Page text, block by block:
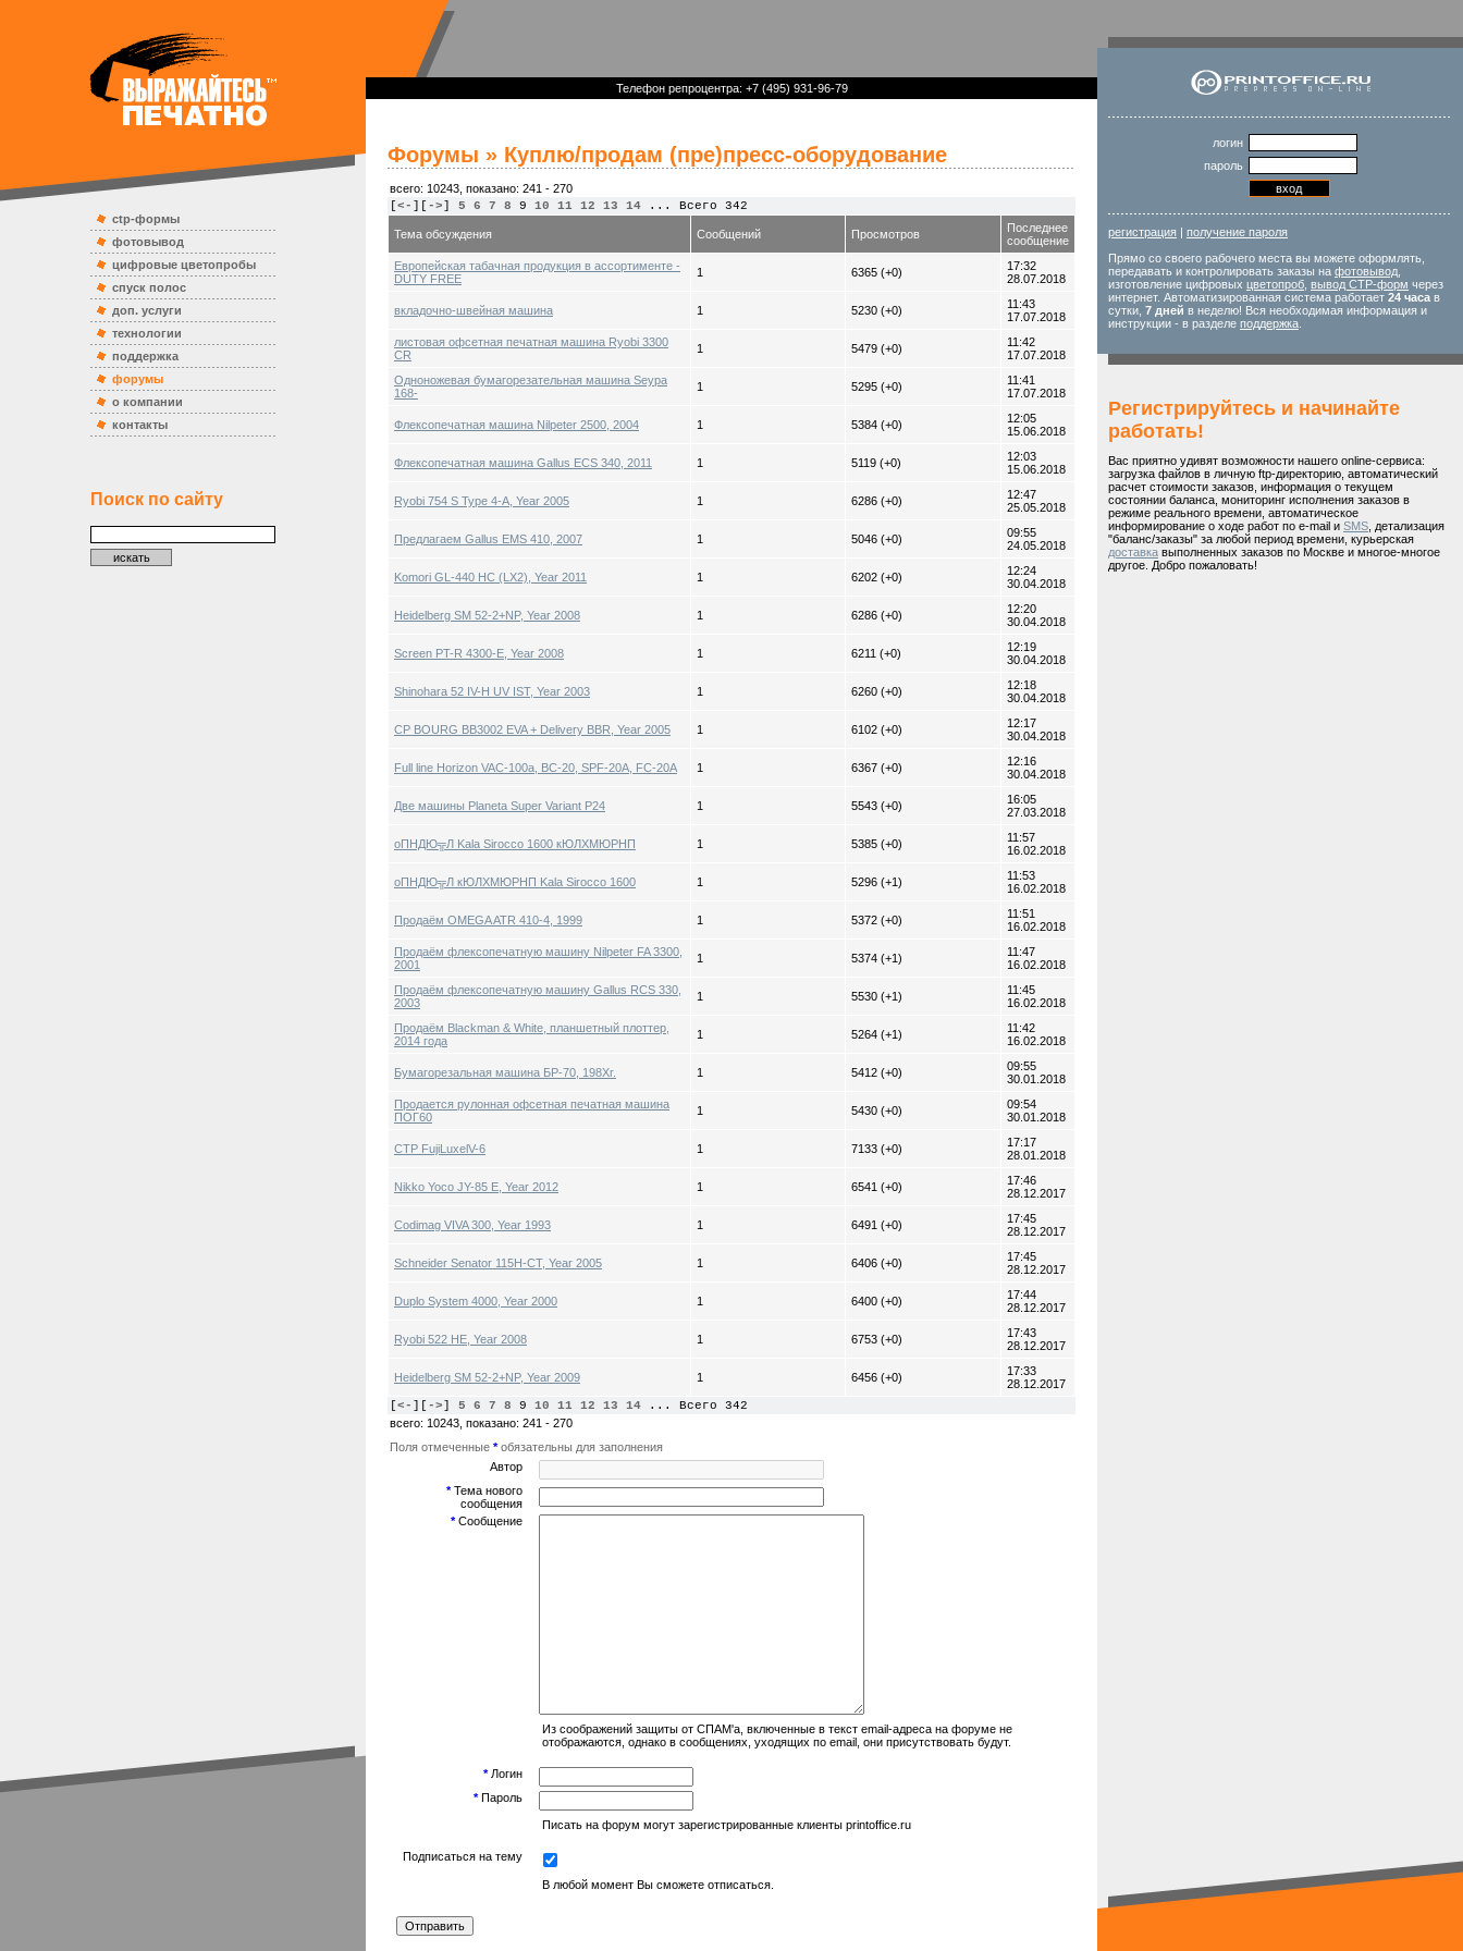
ctp-формы
фотовывод
цифровые цветопробы
спуск полос
доп. услуги
технологии
поддержка
форумы
о компании
контакты
Поиск по сайту
Телефон репроцентра: +7 (495) 931-96-79
Форумы » Куплю/продам (пре)пресс-оборудование
всего: 10243, показано: 241 - 270
[<- ][->] 5 6 7 8 9 10 11 12 13 14 ... Всего 342
Тема обсуждения Сообщений Просмотров
Последнее
сообщение
Европейская табачная продукция в ассортименте -
DUTY FREE
1 6365 (+0)
17:32
28.07.2018
вкладочно-швейная машина 1 5230 (+0)
11:43
17.07.2018
листовая офсетная печатная машина Ryobi 3300
CR
1 5479 (+0)
11:42
17.07.2018
Одноножевая бумагорезательная машина Seypa
168-
1 5295 (+0)
11:41
17.07.2018
Флексопечатная машина Nilpeter 2500, 2004 1 5384 (+0)
12:05
15.06.2018
Флексопечатная машина Gallus ECS 340, 2011 1 5119 (+0)
12:03
15.06.2018
Ryobi 754 S Type 4-A, Year 2005 1 6286 (+0)
12:47
25.05.2018
Предлагаем Gallus EMS 410, 2007 1 5046 (+0)
09:55
24.05.2018
Komori GL-440 HC (LX2), Year 2011 1 6202 (+0)
12:24
30.04.2018
Heidelberg SM 52-2+NP, Year 2008 1 6286 (+0)
12:20
30.04.2018
Screen PT-R 4300-E, Year 2008 1 6211 (+0)
12:19
30.04.2018
Shinohara 52 IV-H UV IST, Year 2003 1 6260 (+0)
12:18
30.04.2018
CP BOURG BB3002 EVA + Delivery BBR, Year 2005 1 6102 (+0)
12:17
30.04.2018
Full line Horizon VAC-100a, BC-20, SPF-20A, FC-20A 1 6367 (+0)
12:16
30.04.2018
Две машины Planeta Super Variant P24 1 5543 (+0)
16:05
27.03.2018
оПНДЮ╦Л Kala Sirocco 1600 кЮЛХМЮРНП 1 5385 (+0)
11:57
16.02.2018
оПНДЮ╦Л кЮЛХМЮРНП Kala Sirocco 1600 1 5296 (+1)
11:53
16.02.2018
Продаём OMEGA ATR 410-4, 1999 1 5372 (+0)
11:51
16.02.2018
Продаём флексопечатную машину Nilpeter FA 3300,
2001
1 5374 (+1)
11:47
16.02.2018
Продаём флексопечатную машину Gallus RCS 330,
2003
1 5530 (+1)
11:45
16.02.2018
Продаём Blackman & White, планшетный плоттер,
2014 года
1 5264 (+1)
11:42
16.02.2018
Бумагорезальная машина БР-70, 198Хг. 1 5412 (+0)
09:55
30.01.2018
Продается рулонная офсетная печатная машина
ПОГ60
1 5430 (+0)
09:54
30.01.2018
СТР FujiLuxelV-6 1 7133 (+0)
17:17
28.01.2018
Nikko Yoco JY-85 E, Year 2012 1 6541 (+0)
17:46
28.12.2017
Codimag VIVA 300, Year 1993 1 6491 (+0)
17:45
28.12.2017
Schneider Senator 115H-CT, Year 2005 1 6406 (+0)
17:45
28.12.2017
Duplo System 4000, Year 2000 1 6400 (+0)
17:44
28.12.2017
Ryobi 522 HE, Year 2008 1 6753 (+0)
17:43
28.12.2017
Heidelberg SM 52-2+NP, Year 2009 1 6456 (+0)
17:33
28.12.2017
[<- ][->] 5 6 7 8 9 10 11 12 13 14 ... Всего 342
всего: 10243, показано: 241 - 270
Поля отмеченные *обязательны для заполнения
Автор
*Тема нового
сообщения
*Сообщение
Из соображений защиты от СПАМ'а, включенные в текст email-адреса на форуме не
отображаются, однако в сообщениях, уходящих по email, они присутствовать будут.
*Логин
*Пароль
Писать на форум могут зарегистрированные клиенты printoffice.ru
Подписаться на тему
В любой момент Вы сможете отписаться.
логин
пароль
регистрация | получение пароля
Прямо со своего рабочего места вы можете оформлять,
передавать и контролировать заказы на фотовывод
изготовление цифровых цветопроб вывод CTP-форм через
интернет. Автоматизированная система работает 24 часа в
сутки, 7 дней в неделю! Вся необходимая информация и
инструкции - в разделе поддержка
Регистрируйтесь и начинайте
работать!
Вас приятно удивят возможности нашего online-сервиса:
загрузка файлов в личную ftp-директорию, автоматический
расчет стоимости заказов, информация о текущем
состоянии баланса, мониторинг исполнения заказов в
режиме реального времени, автоматическое
информирование о ходе работ по e-mail и SMS , детализация
"баланс/заказы" за любой период времени, курьерская
доставка выполненных заказов по Москве и многое-многое
другое. Добро пожаловать!